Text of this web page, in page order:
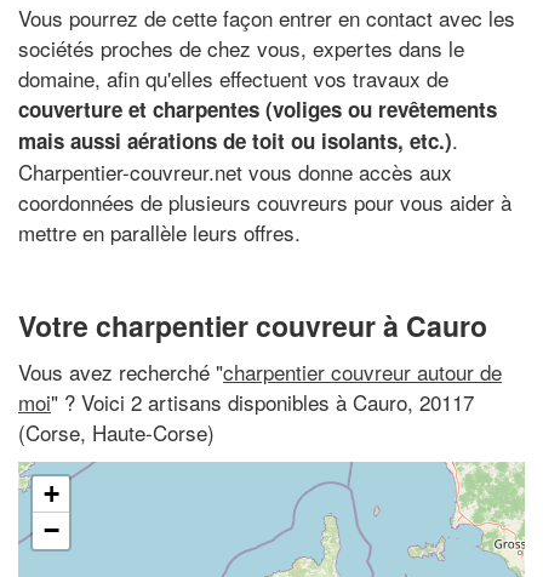
Vous pourrez de cette façon entrer en contact avec les
sociétés proches de chez vous, expertes dans le
domaine, afin qu'elles effectuent vos travaux de
couverture et charpentes (voliges ou revêtements
mais aussi aérations de toit ou isolants, etc.).
Charpentier-couvreur.net vous donne accès aux
coordonnées de plusieurs couvreurs pour vous aider à
mettre en parallèle leurs offres.
Votre charpentier couvreur à Cauro
Vous avez recherché "charpentier couvreur autour de
moi" ? Voici 2 artisans disponibles à Cauro, 20117
(Corse, Haute-Corse)
+
−